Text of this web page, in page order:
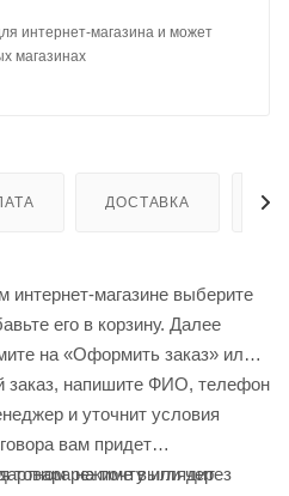
интернет-магазина и может
магазинах
ДОСТАВКА
интернет-магазине выберите
его в корзину. Далее
на «Оформить заказ» или
заказ, напишите ФИО, телефон
и уточнит условия
вам придет
на почту или через
режиме выглядит